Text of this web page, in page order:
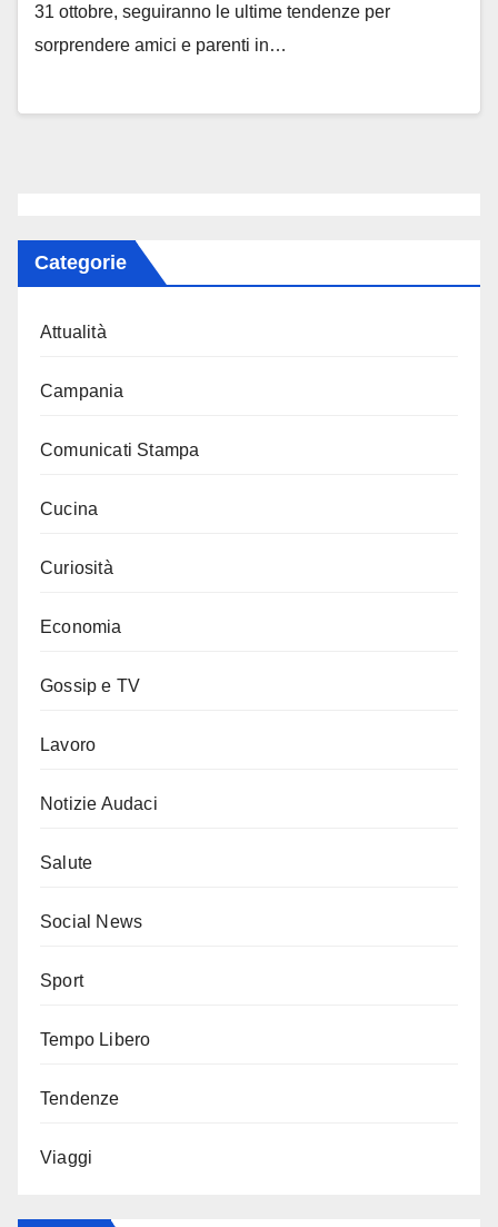
31 ottobre, seguiranno le ultime tendenze per
sorprendere amici e parenti in…
Categorie
Attualità
Campania
Comunicati Stampa
Cucina
Curiosità
Economia
Gossip e TV
Lavoro
Notizie Audaci
Salute
Social News
Sport
Tempo Libero
Tendenze
Viaggi